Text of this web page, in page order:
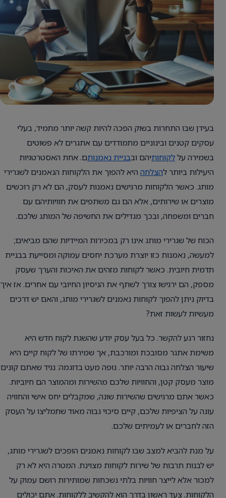
בעידן שבו התחרות בשוק הפכה להיות קשה יותר מתמיד, בעלי
עסקים קטנים ובינוניים מתמודדים עם אתגרים לא פשוטים
בשמירה עללקוחותיהם ובבניית נאמנותם. אחת האסטרטגיות
היעילות ביותר להצלחה היא להפוך את הלקוחות הנאמנים לשגרירי
מותג. כאשר הלקוחות מרגישים נאמנות לעסק, הם לא רק רוכשים
מוצרים או שירותים, אלא הם גם משתפים את חוויותיהם עם
חברים ומשפחה, ובכך מגדילים את החשיפה של המותג שלכם.
הכוח של שגרירי מותג אינו רק במכירות המיידיות שהם מביאים;
למעשה, נאמנות כזו יוצרת מערכת יחסים עמוקה ומסייעת בבניית
תדמית חיובית. כאשר לקוחות מזהים את האיכות והערך שעסק
מספק, הם ירגישו צורך לשתף את הניסיון החיובי עם אחרים. אז איך
בדיוק ניתן להפוך לקוחות נאמנים לשגרירי מותג, והאם יש דרכים
מעשיות לעשות זאת?
נחזור רגע להקשר. כל בעל עסק יודע שהשגת לקוח חדש היא
משימת אתגר מסובכת ומורכבת, אך שמירתו של לקוח קיים היא
שיעור הצלחה גבוה הרבה יותר. נוּפה מעט בדוגמה: נגיד שאתם קונים
מוצר מעסק קטן, והחוויות שלכם מהשירות ומהמוצר הם חיוביות.
כאשר אתם מרגישים שהשירות שונה, שמקבלים יחס אישי והחוויה
עונה על הציפיות שלכם, קיים סיכוי גבוה מאוד שתמליצו על העסק
הזה לחברים או לעמיתים שלכם.
על מנת להביא למצב שבו לקוחות נאמנים הופכים לשגרירי מותג,
יש לבנות תרבות של שירות לקוחות מצוינת. המטרה היא לא רק
למכור אלא לייצר חוויות בלתי נשכחות שמותירות רושם עמוק על
הלקוחות. צעד ראשון בדרך הוא להקשיב ללקוחות. אתם יכולים